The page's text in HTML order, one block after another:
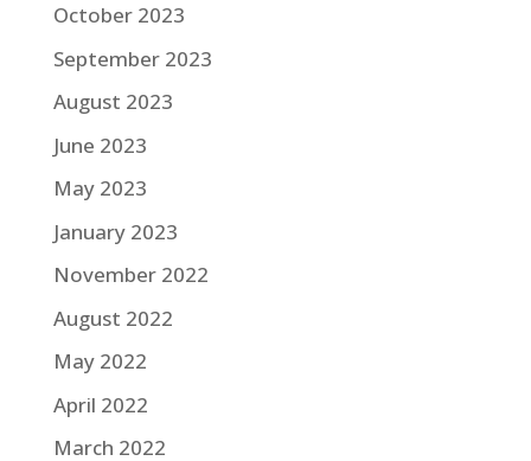
October 2023
September 2023
August 2023
June 2023
May 2023
January 2023
November 2022
August 2022
May 2022
April 2022
March 2022